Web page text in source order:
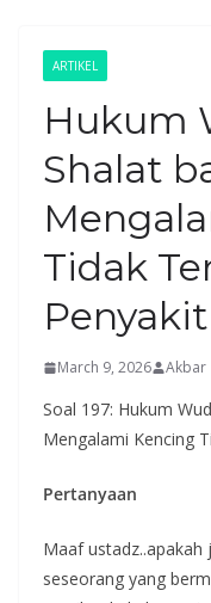
ARTIKEL
Hukum
Shalat
Tidak
Penyakit
March 9, 2026 Akbar
Soal 197: Hukum
Mengalami Kencing
Pertanyaan
Maaf ustadz..apakah
seseorang yang